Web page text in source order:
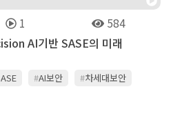
1
584
AI기반 SASE의 미래
#AI보안 #차세대보안